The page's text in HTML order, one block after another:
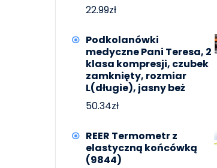
22.99zł
Podkolanówki
medyczne Pani Teresa, 2
klasa kompresji, czubek
zamknięty, rozmiar
L(długie), jasny beż
50.34zł
REER Termometr z
elastyczną końcówką
(9844)